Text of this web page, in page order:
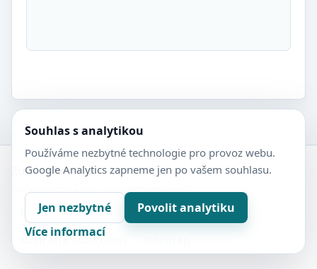
Zubní-lékaři.cz
Veřejný adresář zubních ordinací.
Kontakt
Nastavení soukromí
Ochrana soukromí
Souhlas s analytikou
Používáme nezbytné technologie pro provoz webu.
Google Analytics zapneme jen po vašem souhlasu.
Jen nezbytné
Povolit analytiku
Více informací